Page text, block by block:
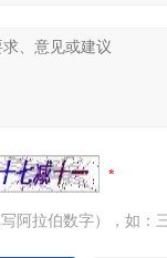
阿拉伯数字），如：